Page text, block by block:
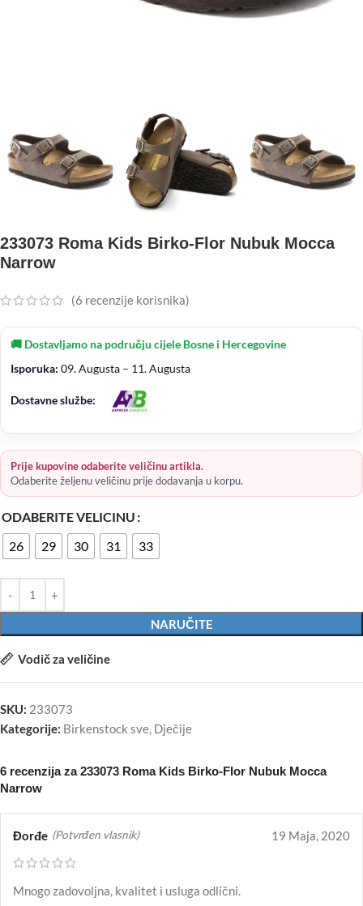
233073 Roma Kids Birko-Flor Nubuk Mocca
Narrow
(6 recenzije korisnika)
🚚 Dostavljamo na području cijele Bosne i Hercegovine
Isporuka: 09. Augusta – 11. Augusta
Dostavne službe:
Prije kupovine odaberite veličinu artikla.
Odaberite željenu veličinu prije dodavanja u korpu.
ODABERITE VELICINU
26
29 30 31 33
NARUČITE
Vodič za veličine
SKU: 233073
Kategorije: Birkenstock sve Dječije
6 recenzija za233073 Roma Kids Birko-Flor Nubuk Mocca
Narrow
Đorđe (Potvrđen vlasnik) 19 Maja, 2020
Mnogo zadovoljna, kvalitet i usluga odlični.